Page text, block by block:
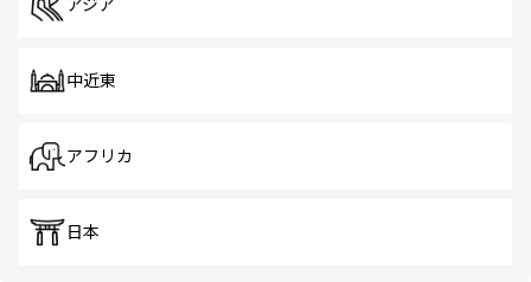
アジア
中近東
アフリカ
日本